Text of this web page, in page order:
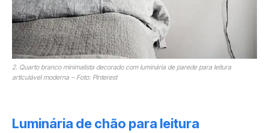
2. Quarto branco minimalista decorado com luminária de parede para leitura
articulável moderna – Foto: Pinterest
Luminária de chão para leitura